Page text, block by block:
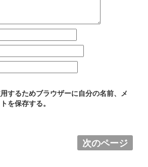
するためブラウザーに自分の名前、メ
を保存する。
次のページ